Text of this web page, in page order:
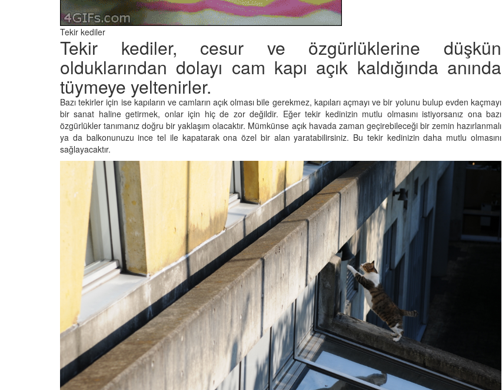
Tekir kediler
Tekir kediler, cesur ve özgürlüklerine düşkün
olduklarından dolayı cam kapı açık kaldığında anında
tüymeye yeltenirler.
Bazı tekirler için ise kapıların ve camların açık olması bile gerekmez, kapıları açmayı ve bir yolunu bulup evden kaçmayı
bir sanat haline getirmek, onlar için hiç de zor değildir. Eğer tekir kedinizin mutlu olmasını istiyorsanız ona bazı
özgürlükler tanımanız doğru bir yaklaşım olacaktır. Mümkünse açık havada zaman geçirebileceği bir zemin hazırlanmalı
ya da balkonunuzu ince tel ile kapatarak ona özel bir alan yaratabilirsiniz. Bu tekir kedinizin daha mutlu olmasını
sağlayacaktır.